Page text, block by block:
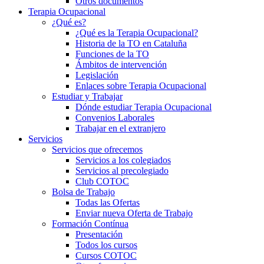
Terapia Ocupacional
¿Qué es?
¿Qué es la Terapia Ocupacional?
Historia de la TO en Cataluña
Funciones de la TO
Ámbitos de intervención
Legislación
Enlaces sobre Terapia Ocupacional
Estudiar y Trabajar
Dónde estudiar Terapia Ocupacional
Convenios Laborales
Trabajar en el extranjero
Servicios
Servicios que ofrecemos
Servicios a los colegiados
Servicios al precolegiado
Club COTOC
Bolsa de Trabajo
Todas las Ofertas
Enviar nueva Oferta de Trabajo
Formación Contínua
Presentación
Todos los cursos
Cursos COTOC